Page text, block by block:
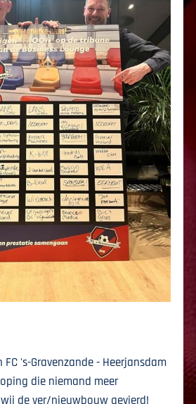
's-Gravenzande - Heerjansdam
die niemand meer
de ver/nieuwbouw gevierd!